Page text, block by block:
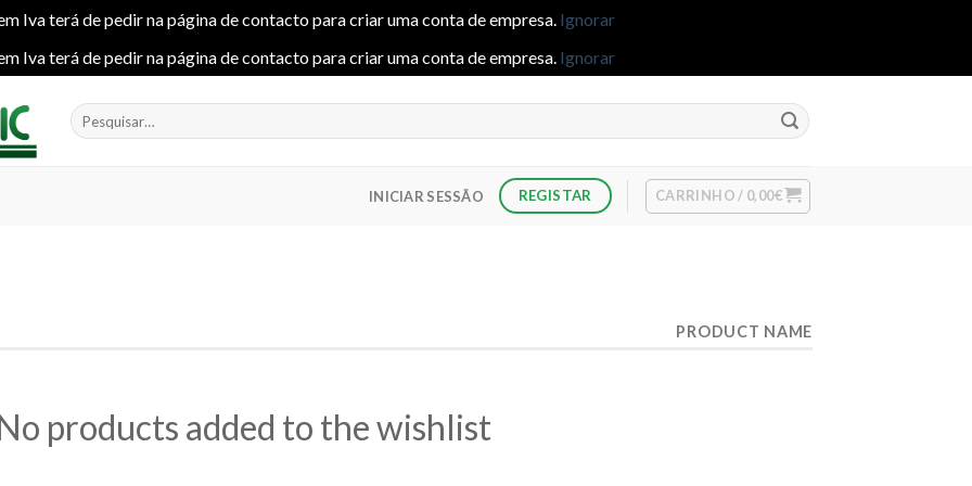
Iva terá de pedir na página de contacto para criar uma conta de empresa. Ignorar
Iva terá de pedir na página de contacto para criar uma conta de empresa. Ignorar
Pesquisar
por:
INICIAR SESSÃO REGISTAR CARRINHO / 0,00€
PRODUCT NAME
products added to the wishlist